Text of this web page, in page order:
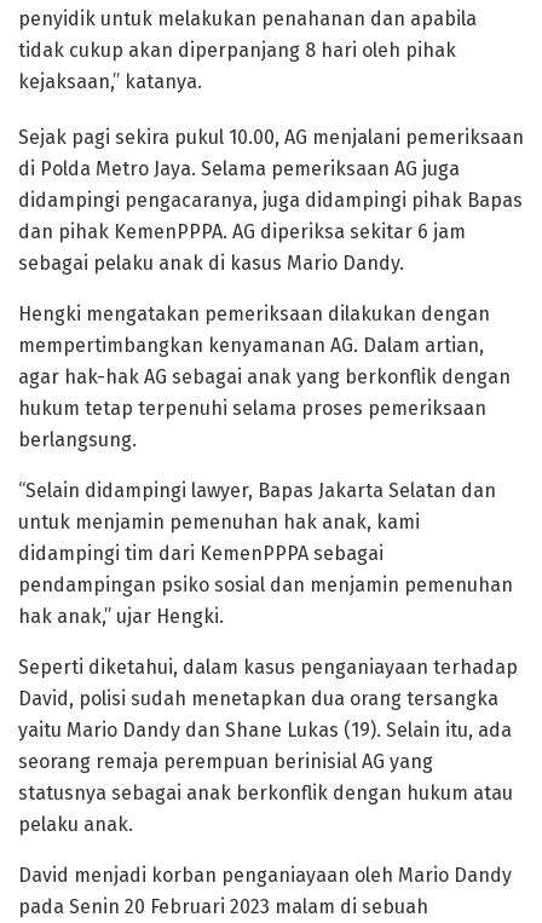
penyidik untuk melakukan penahanan dan apabila
tidak cukup akan diperpanjang 8 hari oleh pihak
kejaksaan,” katanya.
Sejak pagi sekira pukul 10.00, AG menjalani pemeriksaan
di Polda Metro Jaya. Selama pemeriksaan AG juga
didampingi pengacaranya, juga didampingi pihak Bapas
dan pihak KemenPPPA. AG diperiksa sekitar 6 jam
sebagai pelaku anak di kasus Mario Dandy.
Hengki mengatakan pemeriksaan dilakukan dengan
mempertimbangkan kenyamanan AG. Dalam artian,
agar hak-hak AG sebagai anak yang berkonflik dengan
hukum tetap terpenuhi selama proses pemeriksaan
berlangsung.
“Selain didampingi lawyer, Bapas Jakarta Selatan dan
untuk menjamin pemenuhan hak anak, kami
didampingi tim dari KemenPPPA sebagai
pendampingan psiko sosial dan menjamin pemenuhan
hak anak,” ujar Hengki.
Seperti diketahui, dalam kasus penganiayaan terhadap
David, polisi sudah menetapkan dua orang tersangka
yaitu Mario Dandy dan Shane Lukas (19). Selain itu, ada
seorang remaja perempuan berinisial AG yang
statusnya sebagai anak berkonflik dengan hukum atau
pelaku anak.
David menjadi korban penganiayaan oleh Mario Dandy
pada Senin 20 Februari 2023 malam di sebuah